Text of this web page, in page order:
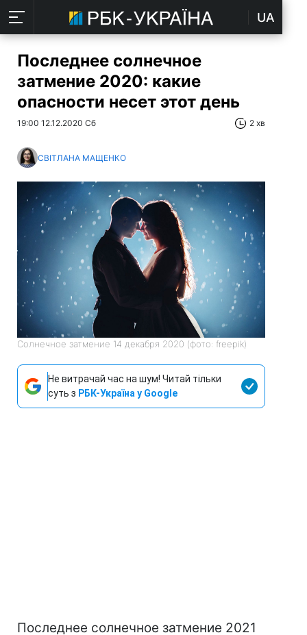
UA
Последнее солнечное
затмение 2020: какие
опасности несет этот день
19:00 12.12.2020 Сб 2 хв
СВІТЛАНА МАЩЕНКО
Солнечное затмение 14 декабря 2020 (фото: freepik)
Не витрачай час на шум! Читай тільки
суть з РБК-Україна у Google
Последнее солнечное затмение 2021